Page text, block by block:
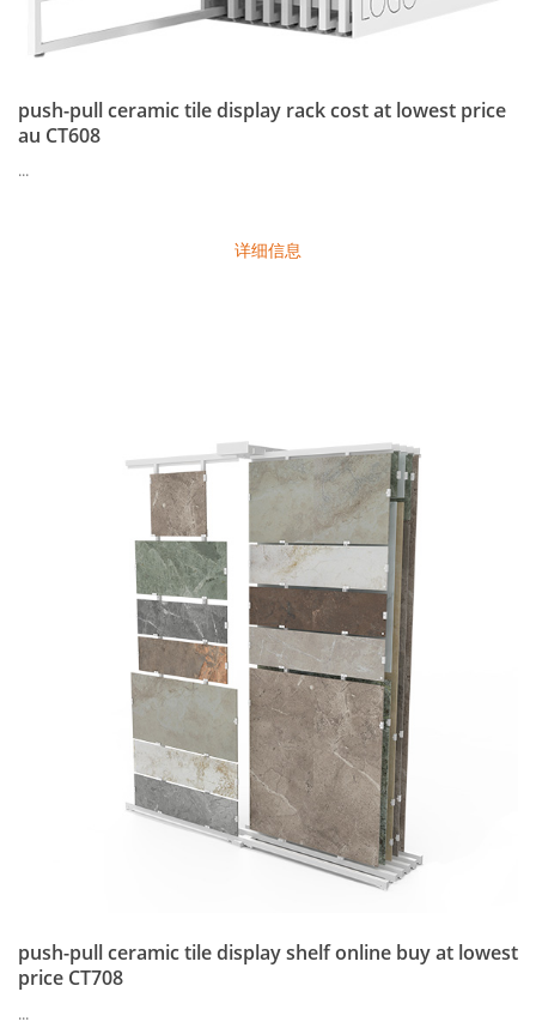
push-pull ceramic tile display rack cost at lowest price
au CT608
...
详细信息
push-pull ceramic tile display shelf online buy at lowest
price CT708
...